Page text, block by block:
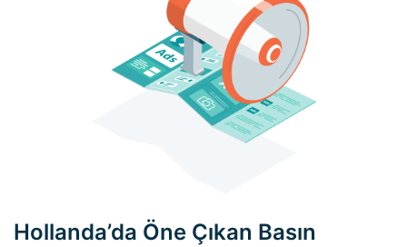
Hollanda’da Öne Çıkan Basın